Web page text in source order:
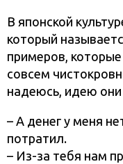
В японской
который
примеров,
совсем
надеюсь, идею
– А денег у меня
потратил.
– Из-за тебя нам